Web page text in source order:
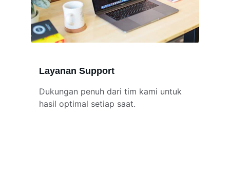
Dukungan penuh dari tim kami untuk
hasil optimal setiap saat.
Layanan Support